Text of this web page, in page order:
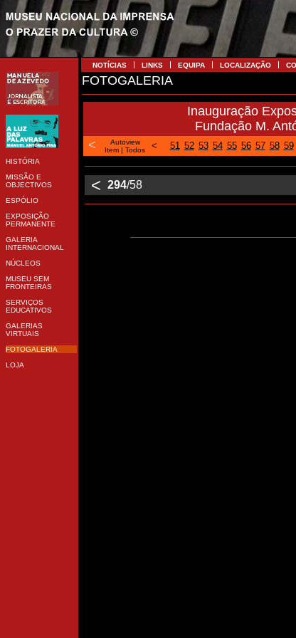
HISTÓRIA
MISSÃO E
OBJECTIVOS
ESPÓLIO
EXPOSIÇÃO
PERMANENTE
GALERIA
INTERNACIONAL
NÚCLEOS
MUSEU SEM
FRONTEIRAS
SERVIÇOS
EDUCATIVOS
GALERIAS
VIRTUAIS
FOTOGALERIA
LOJA
NOTÍCIAS LINKS EQUIPA LOCALIZAÇÃO
FOTOGALERIA
Inauguração
Fundação M.
<
Autoview
Item | Todos < 51 52 53 54 55 56 57 58 59
< 294/58